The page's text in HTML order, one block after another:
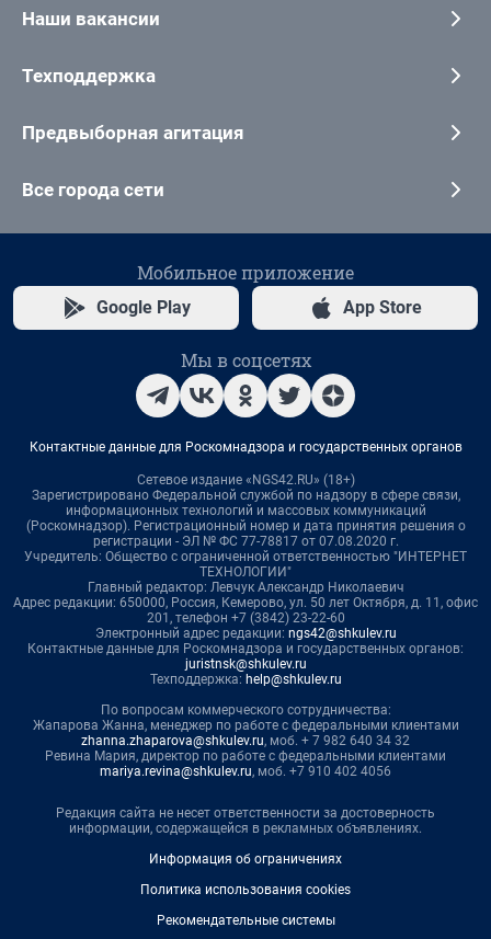
Наши вакансии
Техподдержка
Предвыборная агитация
Все города сети
Мобильное приложение
Google Play App Store
Мы в соцсетях
Контактные данные для Роскомнадзора и государственных органов
Сетевое издание «NGS42.RU» (18+)
Зарегистрировано Федеральной службой по надзору в сфере связи,
информационных технологий и массовых коммуникаций
(Роскомнадзор). Регистрационный номер и дата принятия решения о
регистрации - ЭЛ № ФС 77-78817 от 07.08.2020 г.
Учредитель: Общество с ограниченной ответственностью "ИНТЕРНЕТ
ТЕХНОЛОГИИ"
Главный редактор: Левчук Александр Николаевич
Адрес редакции: 650000, Россия, Кемерово, ул. 50 лет Октября, д. 11, офис
201, телефон +7 (3842) 23-22-60
Электронный адрес редакции: ngs42@shkulev.ru
Контактные данные для Роскомнадзора и государственных органов:
juristnsk@shkulev.ru
Техподдержка: help@shkulev.ru
По вопросам коммерческого сотрудничества:
Жапарова Жанна, менеджер по работе с федеральными клиентами
zhanna.zhaparova@shkulev.ru, моб. + 7 982 640 34 32
Ревина Мария, директор по работе с федеральными клиентами
mariya.revina@shkulev.ru, моб. +7 910 402 4056
Редакция сайта не несет ответственности за достоверность
информации, содержащейся в рекламных объявлениях.
Информация об ограничениях
Политика использования cookies
Рекомендательные системы